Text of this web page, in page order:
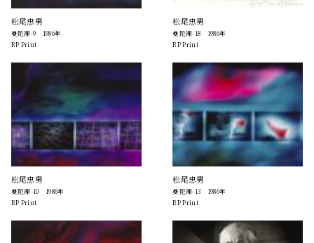
松尾忠男
曼陀裸-9 1986年
RP Print
松尾忠男
曼陀裸-18 1986年
RP Print
松尾忠男
曼陀裸-10 1986年
RP Print
松尾忠男
曼陀裸-13 1986年
RP Print